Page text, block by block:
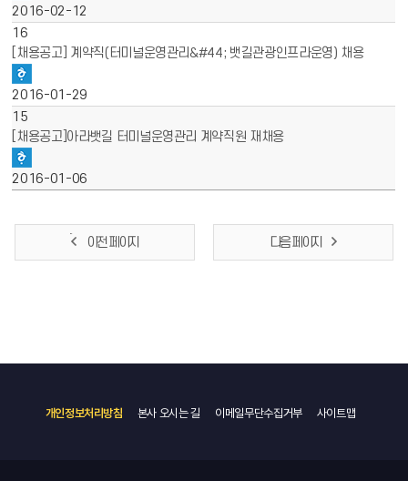
2016-02-12
16
[채용공고] 계약직(터미널운영관리&#44; 뱃길관광인프라운영) 채용
2016-01-29
15
[채용공고]아라뱃길 터미널운영관리 계약직원 재채용
2016-01-06
이전 페이지 다음 페이지
개인정보처리방침 본사 오시는 길 이메일무단수집거부 사이트맵